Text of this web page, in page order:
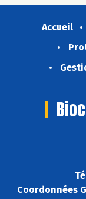
Accueil
Coordonnées